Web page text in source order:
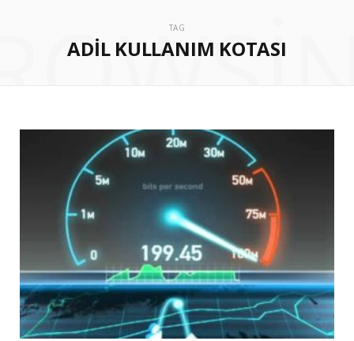
TAG
ADIL KULLANIM KOTASI